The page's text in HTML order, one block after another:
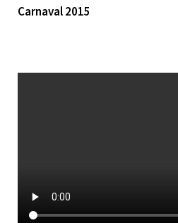
Carnaval 2015